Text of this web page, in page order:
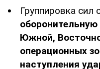
Группировка сил
Южной,
операционных
наступления